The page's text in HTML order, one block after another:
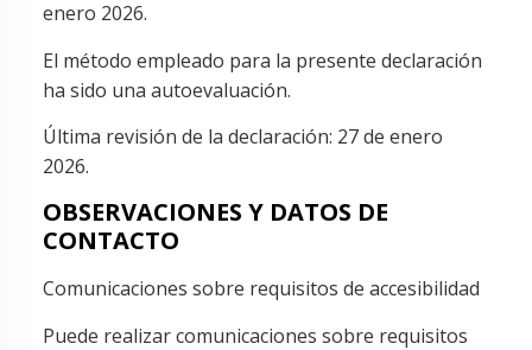
enero 2026.
El método empleado para la presente declaración
ha sido una autoevaluación.
Última revisión de la declaración: 27 de enero
2026.
OBSERVACIONES Y DATOS DE
CONTACTO
Comunicaciones sobre requisitos de accesibilidad
Puede realizar comunicaciones sobre requisitos